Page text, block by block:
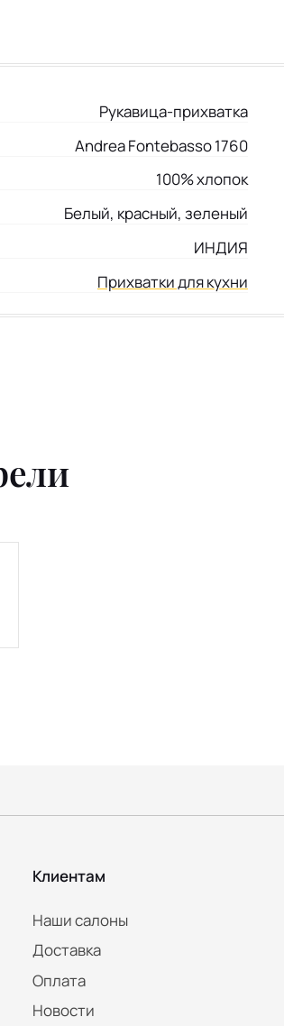
Рукавица-прихватка
Andrea Fontebasso 1760
100% хлопок
Белый, красный, зеленый
ИНДИЯ
Прихватки для кухни
Клиентам
Наши салоны
Доставка
Оплата
Новости